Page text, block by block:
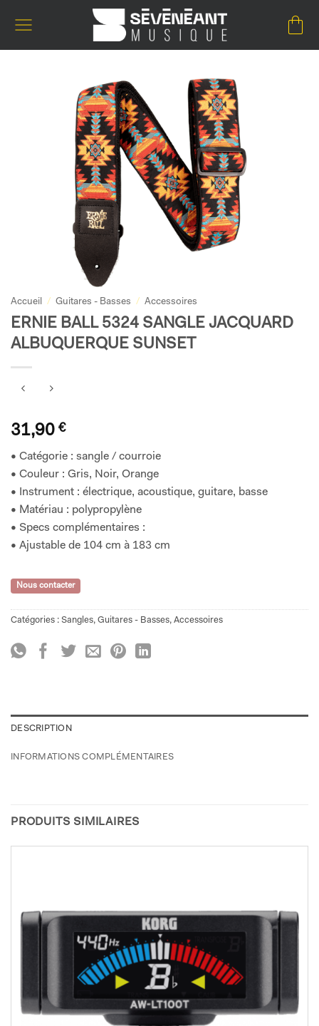
Accueil / Guitares - Basses / Accessoires
ERNIE BALL 5324 SANGLE JACQUARD
ALBUQUERQUE SUNSET
31,90 €
• Catégorie : sangle / courroie
• Couleur : Gris, Noir, Orange
• Instrument : électrique, acoustique, guitare, basse
• Matériau : polypropylène
• Specs complémentaires :
• Ajustable de 104 cm à 183 cm
Nous contacter
Catégories : Sangles, Guitares - Basses, Accessoires
DESCRIPTION
INFORMATIONS COMPLÉMENTAIRES
PRODUITS SIMILAIRES